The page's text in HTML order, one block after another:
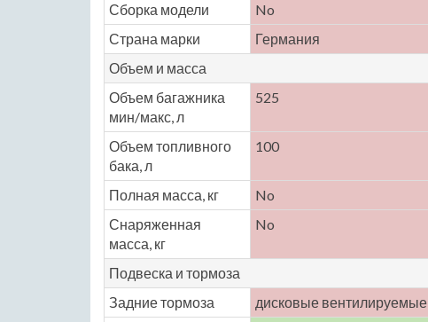
Сборка модели
No
Страна марки
Германия
Объем и масса
Объем багажника
мин/макс, л
525
Объем топливного
бака, л
100
Полная масса, кг No
Снаряженная
масса, кг
No
Подвеска и тормоза
Задние тормоза
дисковые вентилируемые